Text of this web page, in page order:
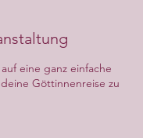
eine ganz einfache
Göttinnenreise zu